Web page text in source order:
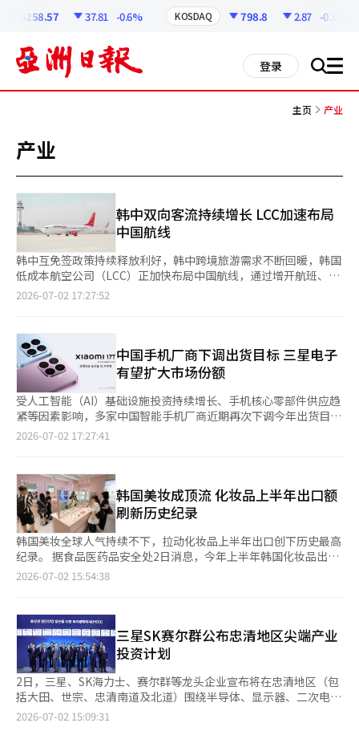
6258.57 37.81 -0.6% KOSDAQ 798.8 2.87 -0.36%
登录 搜 all
主页 产业
产业
韩中双向客流持续增长 LCC加速布局
中国航线
韩中互免签政策持续释放利好，韩中跨境旅游需求不断回暖，韩国
低成本航空公司（LCC）正加快布局中国航线，通过增开航班、投
放包机等方式抢抓市场机遇。业内认为，中国航线正逐步由传统的
增至每日2班，每周航班数增至14班。同时，7月至10月期间，还
将在仁川至大同、南通、宁波航线安排110班包机，新增座位超过
2万个。 航空业普遍认为，韩中双向旅游需求同步增长，是中国航
线快速恢复的重要原因。中国自2024年11
2026-07-02 17:27:52
中国手机厂商下调出货目标 三星电子
有望扩大市场份额
受人工智能（AI）基础设施投资持续增长、手机核心零部件供应趋
紧等因素影响，多家中国智能手机厂商近期再次下调今年出货目
标。业内认为，在全球智能手机市场整体承压的背景下，拥有自有
陆续下调2026年全年出货目标，部分企业较年初计划最高下调约
30%。其中，小米调整幅度最大。去年其智能手机出货量约1.7亿
部，年初已将今年目标下调至约1.35亿部，近期再次削减约30%，
最新目标降至9500万部，较去年几乎减半。与此
2026-07-02 17:27:41
韩国美妆成顶流 化妆品上半年出口额
刷新历史纪录
韩国美妆全球人气持续不下，拉动化妆品上半年出口创下历史最高
纪录。 据食品医药品安全处2日消息，今年上半年韩国化妆品出口
额为70亿美元，同比增长27.3%，创下历年上半年最高纪录。 按
第二季度化妆品出口额为39亿美元，环比增长25.8%。 从出口目
的地来看，美国为14.5亿美元，占比20.7%，同比增长4.3亿美
元。对华出口为10.1亿美元，占比14.4%，对日出口为5.8亿美
元，占比8.3%。 从产品种类来
2026-07-02 15:54:38
三星SK赛尔群公布忠清地区尖端产业
投资计划
2日，三星、SK海力士、赛尔群等龙头企业宣布将在忠清地区（包
括大田、世宗、忠清南道及北道）围绕半导体、显示器、二次电池
及零部件、生物医药等重点产业投资约392万亿韩元（约合人民币
2026-07-02 15:09:31